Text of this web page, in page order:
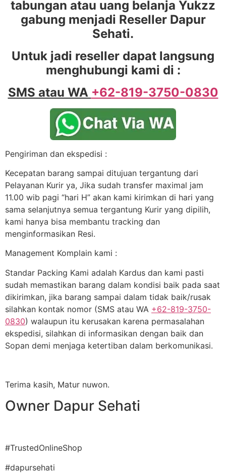
tabungan atau uang belanja Yukzz
gabung menjadi Reseller Dapur
Sehati.
Untuk jadi reseller dapat langsung
menghubungi kami di :
SMS atau WA +62-819-3750-0830
Pengiriman dan ekspedisi :
Kecepatan barang sampai ditujuan tergantung dari
Pelayanan Kurir ya, Jika sudah transfer maximal jam
11.00 wib pagi “hari H” akan kami kirimkan di hari yang
sama selanjutnya semua tergantung Kurir yang dipilih,
kami hanya bisa membantu tracking dan
menginformasikan Resi.
Management Komplain kami :
Standar Packing Kami adalah Kardus dan kami pasti
sudah memastikan barang dalam kondisi baik pada saat
dikirimkan, jika barang sampai dalam tidak baik/rusak
silahkan kontak nomor (SMS atau WA +62-819-3750-
0830) walaupun itu kerusakan karena permasalahan
ekspedisi, silahkan di informasikan dengan baik dan
Sopan demi menjaga ketertiban dalam berkomunikasi.
Terima kasih, Matur nuwon.
Owner Dapur Sehati
#TrustedOnlineShop
#dapursehati